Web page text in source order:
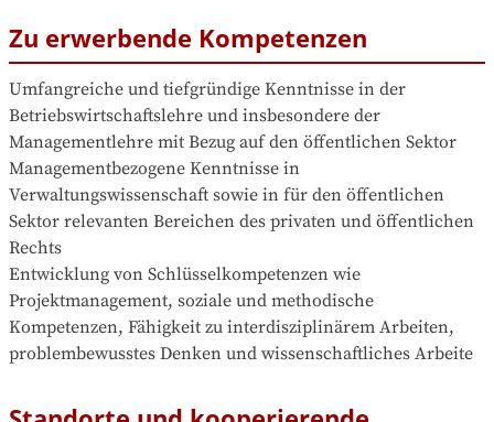
Zu erwerbende Kompetenzen
Umfangreiche und tiefgründige Kenntnisse in der
Betriebswirtschaftslehre und insbesondere der
Managementlehre mit Bezug auf den öffentlichen Sektor
Managementbezogene Kenntnisse in
Verwaltungswissenschaft sowie in für den öffentlichen
Sektor relevanten Bereichen des privaten und öffentlichen
Rechts
Entwicklung von Schlüsselkompetenzen wie
Projektmanagement, soziale und methodische
Kompetenzen, Fähigkeit zu interdisziplinärem Arbeiten,
problembewusstes Denken und wissenschaftliches Arbeite